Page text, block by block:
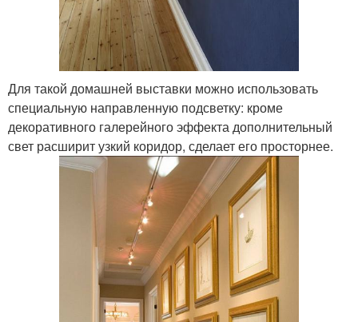
Для такой домашней выставки можно использовать
специальную направленную подсветку: кроме
декоративного галерейного эффекта дополнительный
свет расширит узкий коридор, сделает его просторнее.